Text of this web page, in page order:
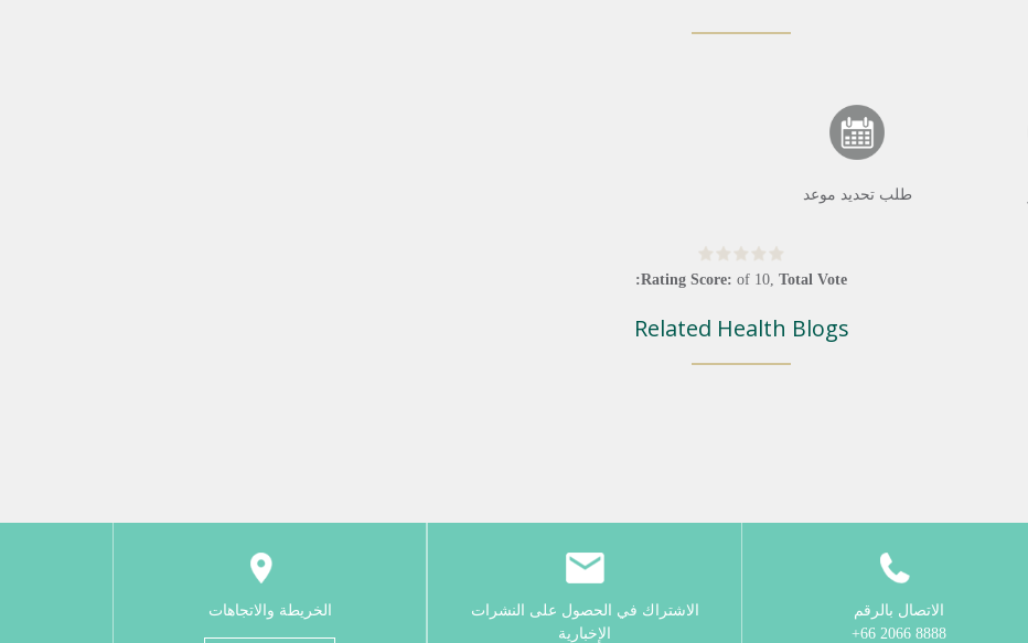
طلب تحديد موعد
Rating Score: of 10 Total Vote:
Related Health Blogs
الاتصال بالرقم
8888 2066 66+
الاشتراك في الحصول على النشرات
الإخبارية
الخريطة والاتجاهات